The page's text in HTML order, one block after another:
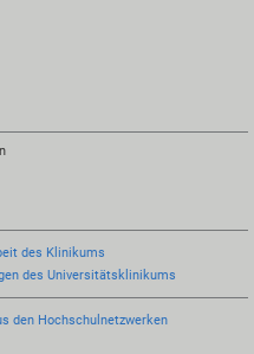
des Klinikums
des Universitätsklinikums
den Hochschulnetzwerken